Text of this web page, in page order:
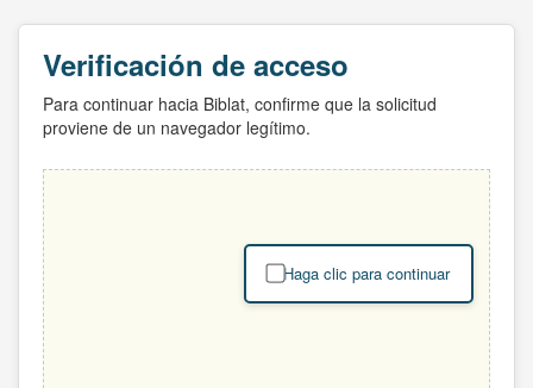
Verificación de acceso
Para continuar hacia Biblat, confirme que la solicitud
proviene de un navegador legítimo.
Haga clic para continuar